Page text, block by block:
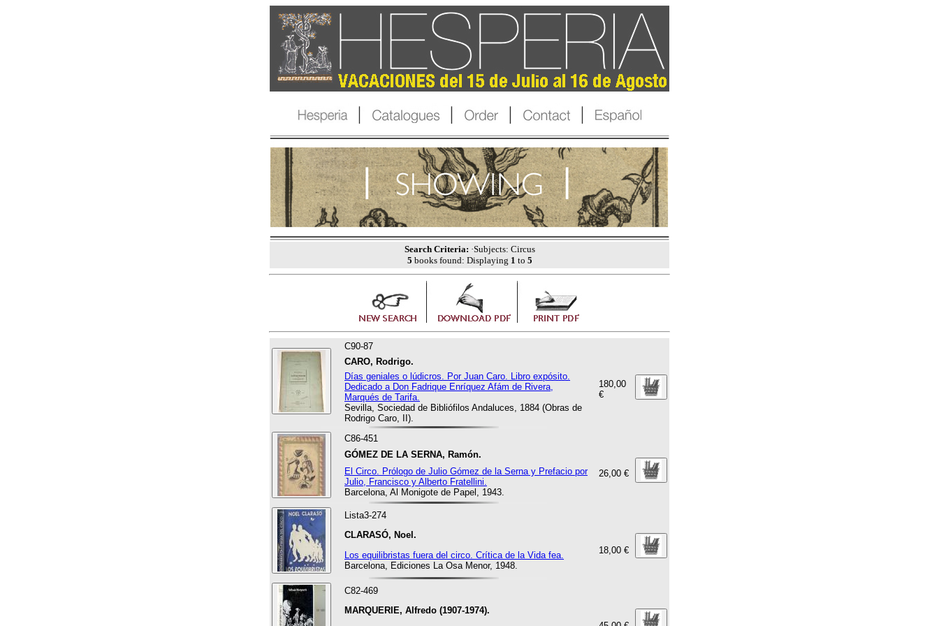
Search Criteria: ·Subjects: Circus
5 books found: Displaying 1 to 5
C90-87
CARO, Rodrigo.
180,00
€
Días geniales o lúdicros. Por Juan Caro. Libro expósito.
Dedicado a Don Fadrique Enríquez Afám de Rivera,
Marqués de Tarifa.
Sevilla, Sociedad de Bibliófilos Andaluces, 1884 (Obras de
Rodrigo Caro, II).
C86-451
GÓMEZ DE LA SERNA, Ramón.
26,00 €
El Circo. Prólogo de Julio Gómez de la Serna y Prefacio por
Julio, Francisco y Alberto Fratellini.
Barcelona, Al Monigote de Papel, 1943.
Lista3-274
CLARASÓ, Noel.
18,00 €
Los equilibristas fuera del circo. Crítica de la Vida fea.
Barcelona, Ediciones La Osa Menor, 1948.
C82-469
MARQUERIE, Alfredo (1907-1974).